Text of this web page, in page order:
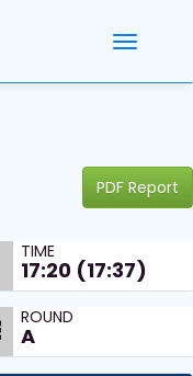
Toggle
PDF Report
TIME
17:20 (17:37)
ROUND
A